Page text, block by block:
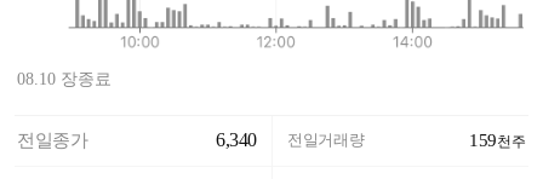
08.10 장종료
전일종가 6,340 전일거래량 159천주